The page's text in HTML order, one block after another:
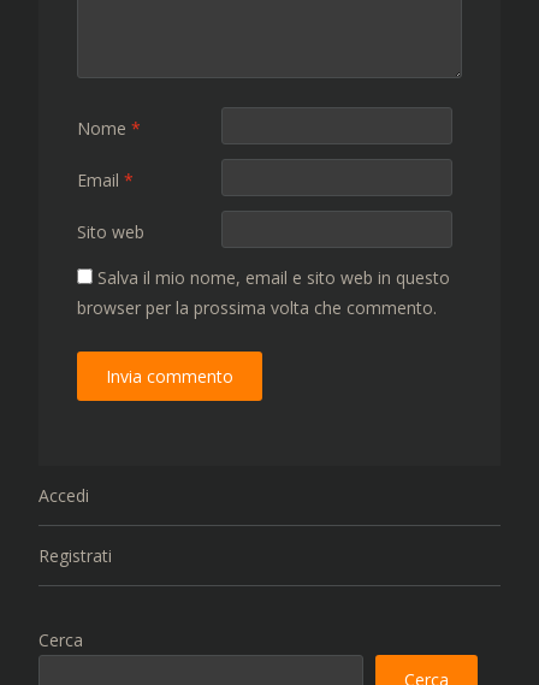
Nome *
Email *
Sito web
Salva il mio nome, email e sito web in questo
browser per la prossima volta che commento.
Accedi
Registrati
Cerca
Cerca